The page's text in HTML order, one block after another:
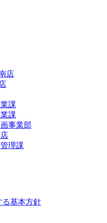
店
課
課
事業部
理課
る基本方針